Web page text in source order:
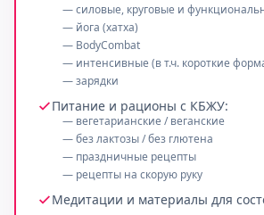
— силовые, круговые и
— йога (хатха)
— BodyCombat
— интенсивные (в т.ч. короткие
— зарядки
Питание и рационы с КБЖУ:
— вегетарианские / веганские
— без лактозы / без глютена
— праздничные рецепты
— рецепты на скорую руку
Медитации и материалы для